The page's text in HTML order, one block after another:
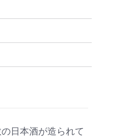
日本酒が造られて